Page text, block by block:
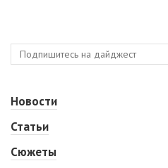
Новости
Статьи
Сюжеты